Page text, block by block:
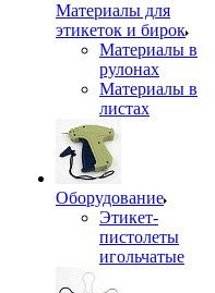
Материалы для
этикеток и бирок
Материалы в
рулонах
Материалы в
листах
Оборудование
Этикет-
пистолеты
игольчатые